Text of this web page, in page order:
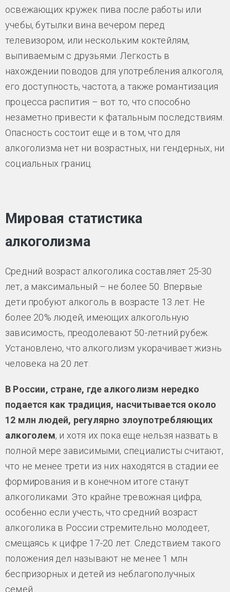
освежающих кружек пива после работы или
учебы, бутылки вина вечером перед
телевизором, или нескольким коктейлям,
выпиваемым с друзьями. Легкость в
нахождении поводов для употребления алкоголя,
его доступность, частота, а также романтизация
процесса распития – вот то, что способно
незаметно привести к фатальным последствиям.
Опасность состоит еще и в том, что для
алкоголизма нет ни возрастных, ни гендерных, ни
социальных границ.
Мировая статистика
алкоголизма
Средний возраст алкоголика составляет 25-30
лет, а максимальный – не более 50. Впервые
дети пробуют алкоголь в возрасте 13 лет. Не
более 20% людей, имеющих алкогольную
зависимость, преодолевают 50-летний рубеж.
Установлено, что алкоголизм укорачивает жизнь
человека на 20 лет.
В России, стране, где алкоголизм нередко
подается как традиция, насчитывается около
12 млн людей, регулярно злоупотребляющих
алкоголем, и хотя их пока еще нельзя назвать в
полной мере зависимыми, специалисты считают,
что не менее трети из них находятся в стадии ее
формирования и в конечном итоге станут
алкоголиками. Это крайне тревожная цифра,
особенно если учесть, что средний возраст
алкоголика в России стремительно молодеет,
смещаясь к цифре 17-20 лет. Следствием такого
положения дел называют не менее 1 млн
беспризорных и детей из неблагополучных
семей.